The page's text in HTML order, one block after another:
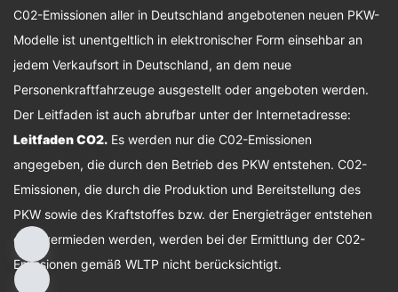
C02-Emissionen aller in Deutschland angebotenen neuen PKW-
Modelle ist unentgeltlich in elektronischer Form einsehbar an
jedem Verkaufsort in Deutschland, an dem neue
Personenkraftfahrzeuge ausgestellt oder angeboten werden.
Der Leitfaden ist auch abrufbar unter der Internetadresse:
Leitfaden CO2. Es werden nur die C02-Emissionen
angegeben, die durch den Betrieb des PKW entstehen. C02-
Emissionen, die durch die Produktion und Bereitstellung des
PKW sowie des Kraftstoffes bzw. der Energieträger entstehen
oder vermieden werden, werden bei der Ermittlung der C02-
Emissionen gemäß WLTP nicht berücksichtigt.